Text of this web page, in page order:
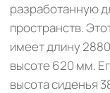
разработанную
пространств.
имеет длину
высоте 620 мм.
высота сиденья